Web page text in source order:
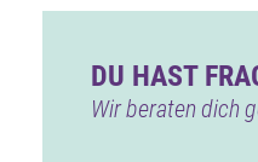
DU HAST
Wir beraten dich